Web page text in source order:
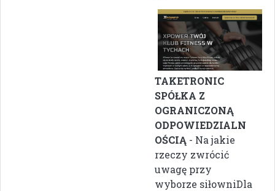
TAKETRONIC
SPÓŁKA Z
OGRANICZONĄ
ODPOWIEDZIALN
OŚCIĄ - Na jakie
rzeczy zwrócić
uwagę przy
wyborze siłowniDla